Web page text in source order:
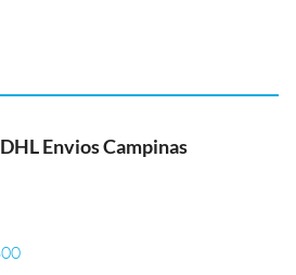
Envios Campinas